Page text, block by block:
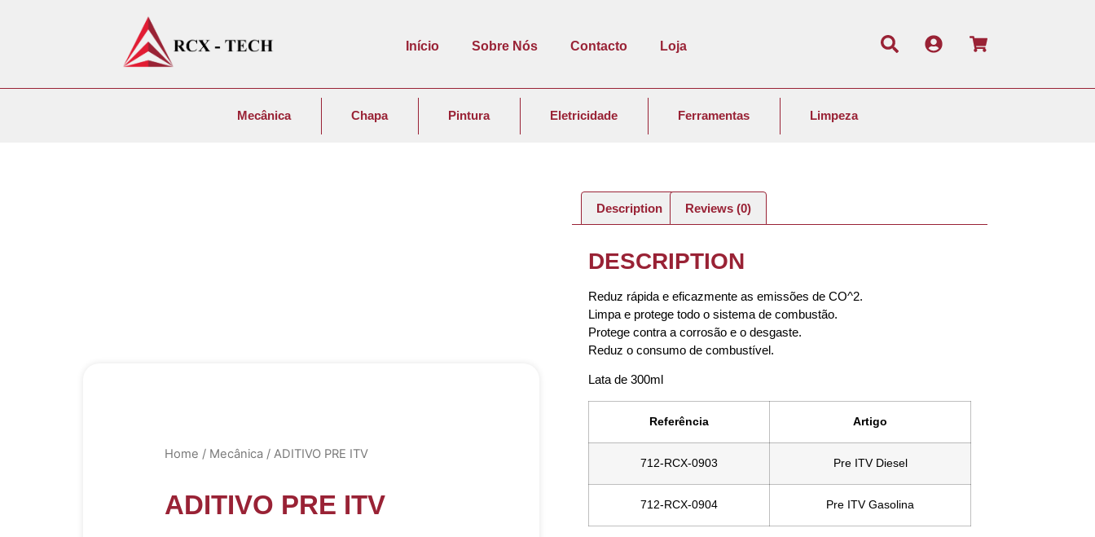
Início Sobre Nós Contacto Loja
Mecânica Chapa Pintura Eletricidade Ferramentas Limpeza
Home / Mecânica / ADITIVO PRE ITV
ADITIVO PRE ITV
Description Reviews (0)
DESCRIPTION
Reduz rápida e eficazmente as emissões de CO^2.
Limpa e protege todo o sistema de combustão.
Protege contra a corrosão e o desgaste.
Reduz o consumo de combustível.
Lata de 300ml
Referência Artigo
712-RCX-0903 Pre ITV Diesel
712-RCX-0904 Pre ITV Gasolina